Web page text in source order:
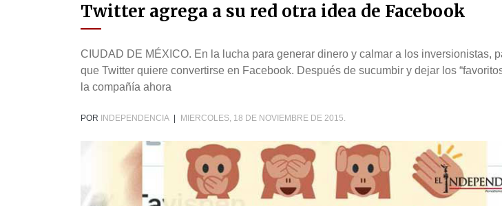
Twitter agrega a su red otra idea de Facebook
CIUDAD DE MÉXICO. En la lucha para generar dinero y calmar a los inversionistas,
que Twitter quiere convertirse en Facebook. Después de sucumbir y dejar los
la compañía ahora
POR INDEPENDENCIA MIERCOLES, 18 DE NOVIEMBRE DE 2015.